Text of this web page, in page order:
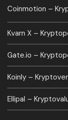
Coinmotion –
Kvarn X –
Gate.io –
Koinly –
Ellipal –